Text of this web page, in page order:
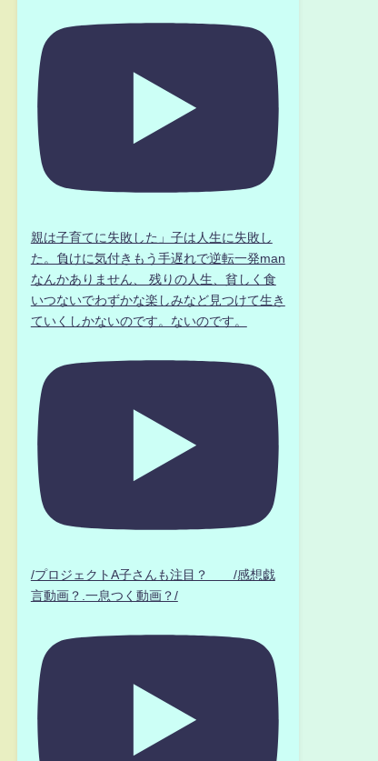
親は子育てに失敗した」子は人生に失敗し
た。負けに気付きもう手遅れで逆転一発man
なんかありません、 残りの人生、貧しく食
いつないでわずかな楽しみなど見つけて生き
ていくしかないのです。ないのです。
/プロジェクトA子さんも注目？ /感想戯
言動画？.一息つく動画？/